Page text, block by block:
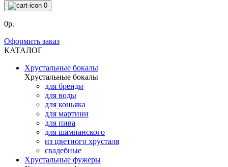
0
0р.
Оформить заказ
КАТАЛОГ
Хрустальные бокалы
Хрустальные бокалы
для бренди
для воды
для коньяка
для мартини
для пива
для шампанского
из цветного хрусталя
свадебные
Хрустальные фужеры